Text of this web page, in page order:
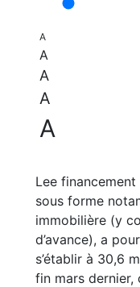
A
A
A
A
A
Lee
sous forme
immobilière (y
d’avance), a
s’établir à 30,6
fin mars dernier,